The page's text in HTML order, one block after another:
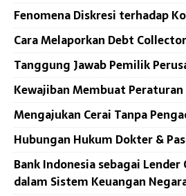
Fenomena Diskresi terhadap
Cara Melaporkan Debt Collector
Tanggung Jawab Pemilik
Kewajiban Membuat Peraturan
Mengajukan Cerai Tanpa
Hubungan Hukum Dokter &
Bank Indonesia sebagai
dalam Sistem Keuangan